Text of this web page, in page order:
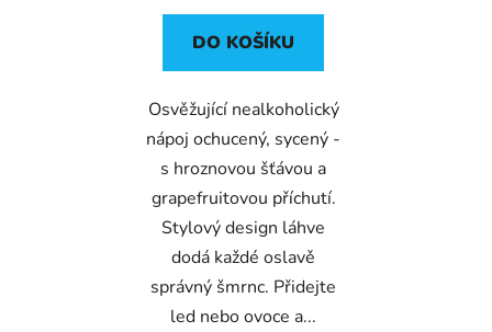
DO KOŠÍKU
Osvěžující nealkoholický
nápoj ochucený, sycený -
s hroznovou šťávou a
grapefruitovou příchutí.
Stylový design láhve
dodá každé oslavě
správný šmrnc. Přidejte
led nebo ovoce a...